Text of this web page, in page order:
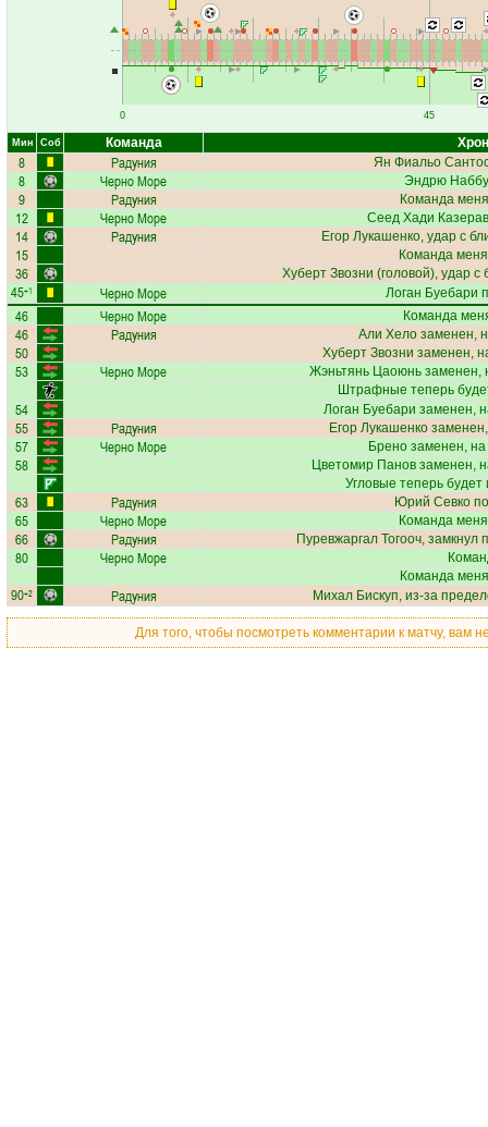
0 45
Мин Соб Команда
8 Радуния Ян Фиальо
8 Черно Море Эндрю
9 Радуния Команда
12 Черно Море Сеед Хади
14 Радуния Егор Лукашенко, удар с
15 Команда
36 Хуберт Звозни (головой), удар с
45+1 Черно Море Логан Буебари
46 Черно Море Команда
46 Радуния Али Хелозаменен,
50 Хуберт Звозни заменен,
53 Черно Море Жэньтянь Цаоюнь заменен,
Штрафные теперь
54 Логан Буебари заменен,
55 Радуния Егор Лукашенко
57 Черно Море Бренозаменен,
58 Цветомир Панов заменен,
Угловые теперь
63 Радуния Юрий Севко
65 Черно Море Команда
66 Радуния Пуревжаргал Тогооч, замкнул
80 Черно Море
Команда
90+2 Радуния Михал Бискуп, из-за
Для того, чтобы посмотреть комментарии к матчу, вам